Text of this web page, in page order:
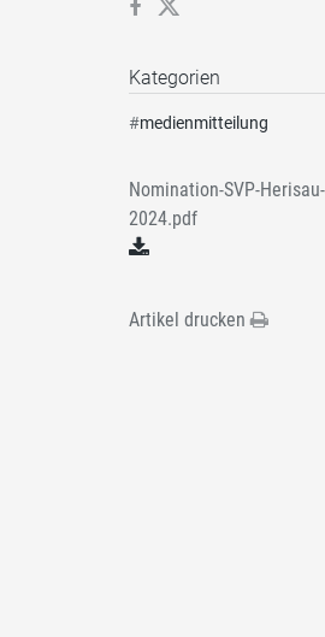
Kategorien
#medienmitteilung
Nomination-SVP-
2024.pdf
Artikel drucken